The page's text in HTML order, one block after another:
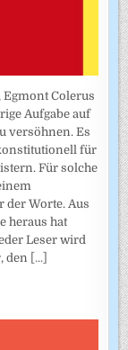
Colerus
Aufgabe auf
versöhnen. Es
für
Für solche
Worte. Aus
heraus hat
Leser wird
den [...]